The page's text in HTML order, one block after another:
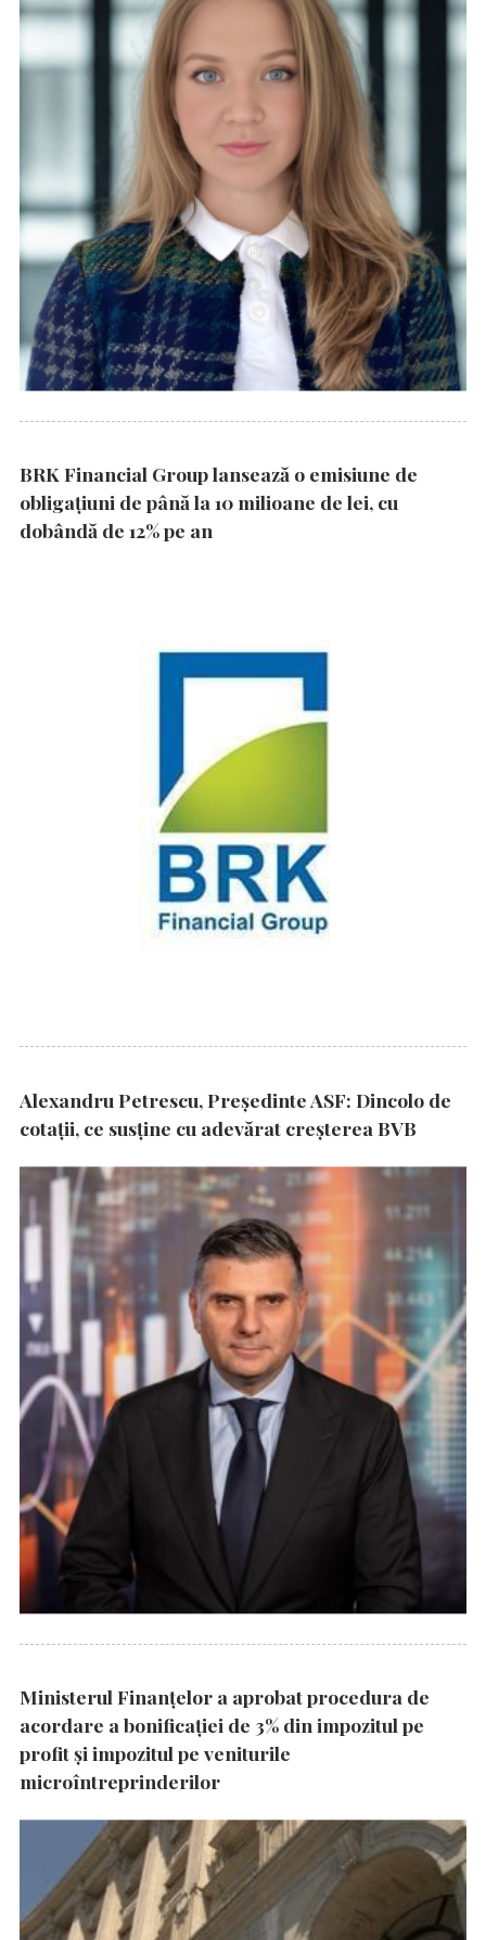
BRK Financial Group lansează o emisiune de
obligațiuni de până la 10 milioane de lei, cu
dobândă de 12% pe an
Alexandru Petrescu, Președinte ASF: Dincolo de
cotații, ce susține cu adevărat creșterea BVB
Ministerul Finanțelor a aprobat procedura de
acordare a bonificației de 3% din impozitul pe
profit și impozitul pe veniturile
microîntreprinderilor